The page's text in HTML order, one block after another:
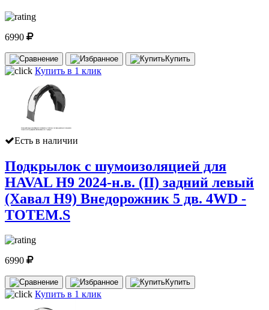
6990
Купить
Купить в 1 клик
Есть в наличии
Подкрылок с шумоизоляцией для
HAVAL H9 2024-н.в. (II) задний левый
(Хавал Н9) Внедорожник 5 дв. 4WD -
TOTEM.S
6990
Купить
Купить в 1 клик